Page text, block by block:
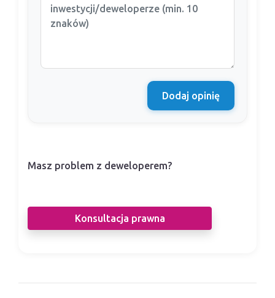
Dodaj opinię
Masz problem z deweloperem?
Konsultacja prawna